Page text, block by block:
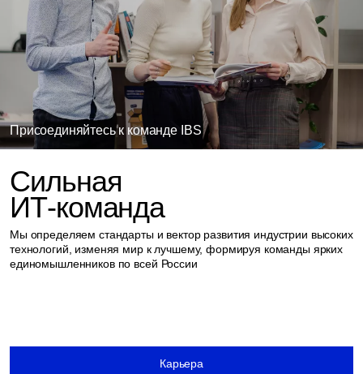
Присоединяйтеськ команде IBS
Сильная
ИТ-команда
Мы определяем стандарты и вектор развития индустрии высоких
технологий, изменяя мир к лучшему, формируя команды ярких
единомышленников по всей России
Карьера